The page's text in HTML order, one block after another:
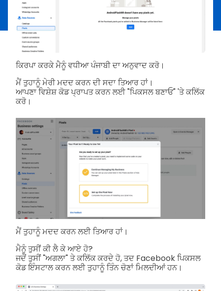
ਕਿਰਪਾ ਕਰਕੇ ਮੈਨੂੰ ਵਧੀਆ ਪੰਜਾਬੀ ਦਾ ਅਨੁਵਾਦ ਕਰੋ।
ਮੈਂ ਤੁਹਾਨੂੰ ਮੇਰੀ ਮਦਦ ਕਰਨ ਦੀ ਸਦਾ ਤਿਆਰ ਹਾਂ।
ਆਪਣਾ ਵਿਸ਼ੇਸ਼ ਕੋਡ ਪ੍ਰਾਪਤ ਕਰਨ ਲਈ "ਪਿਕਸਲ ਬਣਾਓ" 'ਤੇ ਕਲਿੱਕ
ਕਰੋ।
ਮੈਂ ਤੁਹਾਨੂੰ ਮਦਦ ਕਰਨ ਲਈ ਤਿਆਰ ਹਾਂ।
ਮੈਨੂੰ ਤੁਸੀਂ ਕੀ ਲੈ ਕੇ ਆਏ ਹੋ?
ਜਦੋਂ ਤੁਸੀਂ "ਅਗਲਾ" ਤੇ ਕਲਿੱਕ ਕਰਦੇ ਹੋ, ਤਦ Facebook ਪਿਕਸਲ
ਕੋਡ ਇੰਸਟਾਲ ਕਰਨ ਲਈ ਤੁਹਾਨੂੰ ਤਿੰਨ ਚੋਣਾਂ ਮਿਲਦੀਆਂ ਹਨ।